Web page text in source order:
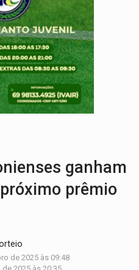
completa 43 anos de emancipação com
boato sobre presença de plástico ou
de residência e atacam casal de idosos
Forças policiais apreendem cerca de 1kg de
Flávio Bolsonaro escolhe Alfredo Gaspar como vice, alvo de
ganham
prêmio
de 2025 às 09:48